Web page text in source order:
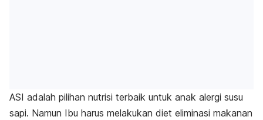
ASI adalah pilihan nutrisi terbaik untuk anak alergi susu
sapi. Namun Ibu harus melakukan diet eliminasi makanan